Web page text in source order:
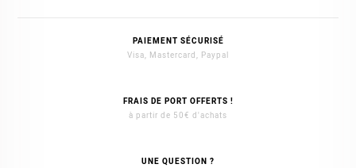
PAIEMENT SÉCURISÉ
Visa, Mastercard, Paypal
FRAIS DE PORT OFFERTS !
à partir de 50€ d'achats
UNE QUESTION ?